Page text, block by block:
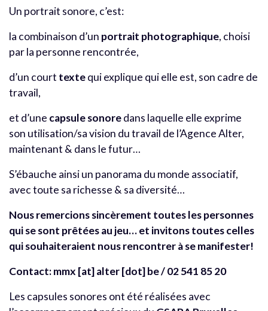
Un portrait sonore, c’est:
la combinaison d’un portrait photographique, choisi
par la personne rencontrée,
d’un court textequi explique qui elle est, son cadre de
travail,
et d’une capsule sonoredans laquelle elle exprime
son utilisation/sa vision du travail de l’Agence Alter,
maintenant & dans le futur…
S’ébauche ainsi un panorama du monde associatif,
avec toute sa richesse & sa diversité…
Nous remercions sincèrement toutes les personnes
qui se sont prêtées au jeu… et invitons toutes celles
qui souhaiteraient nous rencontrer à se manifester!
Contact:mmx [at] alter [dot] be/ 02 541 85 20
Les capsules sonores ont été réalisées avec